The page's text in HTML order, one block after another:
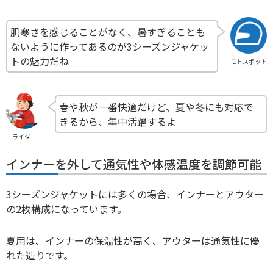
モトスポット
肌寒さを感じることがなく、暑すぎることも
ないように作ってあるのが3シーズンジャケッ
トの魅力だね
ライダー
春や秋が一番快適だけど、夏や冬にも対応で
きるから、年中活躍するよ
インナーを外して通気性や体感温度を調節可能
3シーズンジャケットには多くの場合、インナーとアウター
の2枚構成になっています。
夏用は、インナーの保温性が高く、アウターは通気性に優
れた造りです。